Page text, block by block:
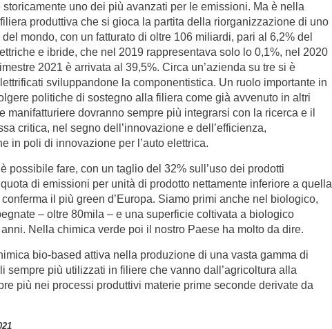
storicamente uno dei più avanzati per le emissioni. Ma è nella
produttiva che si gioca la partita della riorganizzazione di uno
mondo, con un fatturato di oltre 106 miliardi, pari al 6,2% del
e ibride, che nel 2019 rappresentava solo lo 0,1%, nel 2020
2021 è arrivata al 39,5%. Circa un’azienda su tre si è
sviluppandone la componentistica. Un ruolo importante in
politiche di sostegno alla filiera come già avvenuto in altri
manifatturiere dovranno sempre più integrarsi con la ricerca e il
critica, nel segno dell’innovazione e dell’efficienza,
in poli di innovazione per l’auto elettrica.
possibile fare, con un taglio del 32% sull’uso dei prodotti
di emissioni per unità di prodotto nettamente inferiore a quella
il più green d’Europa. Siamo primi anche nel biologico,
– oltre 80mila – e una superficie coltivata a biologico
Nella chimica verde poi il nostro Paese ha molto da dire.
bio-based attiva nella produzione di una vasta gamma di
sempre più utilizzati in filiere che vanno dall’agricoltura alla
più nei processi produttivi materie prime seconde derivate da